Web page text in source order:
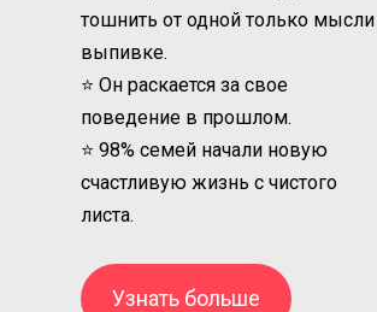
тошнить от одной только
выпивке.
⭐ Он раскается за свое
поведение в прошлом.
⭐ 98% семей начали новую
счастливую жизнь с чистого
листа.
Узнать больше